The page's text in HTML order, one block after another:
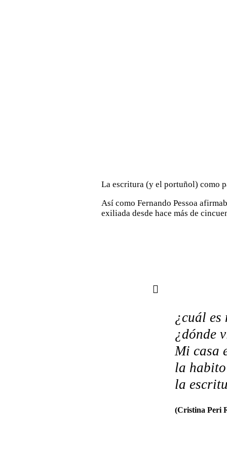
La escritura (y el portuñol) como
Así como Fernando Pessoa
exiliada desde hace más de
¿cuál es
¿dónde
Mi casa
la
la
(Cristina Peri